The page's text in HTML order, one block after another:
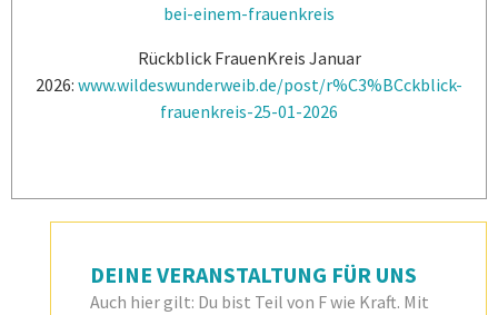
bei-einem-frauenkreis
Rückblick FrauenKreis Januar
2026: www.wildeswunderweib.de/post/r%C3%BCckblick-
frauenkreis-25-01-2026
DEINE VERANSTALTUNG FÜR UNS
Auch hier gilt: Du bist Teil von F wie Kraft. Mit